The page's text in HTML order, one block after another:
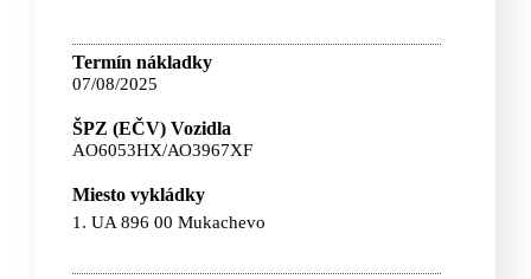
Termín nákladky
07/08/2025
ŠPZ (EČV) Vozidla
AO6053НХ/АО3967XF
Miesto vykládky
1. UA 896 00 Mukachevo